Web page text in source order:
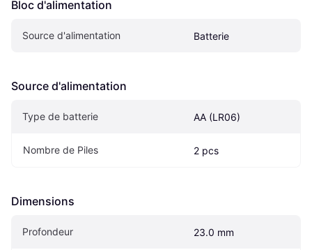
Bloc d'alimentation
Source d'alimentation Batterie
Source d'alimentation
Type de batterie AA (LR06)
Nombre de Piles 2 pcs
Dimensions
Profondeur 23.0 mm